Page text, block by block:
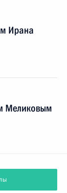
Ирана
Меликовым